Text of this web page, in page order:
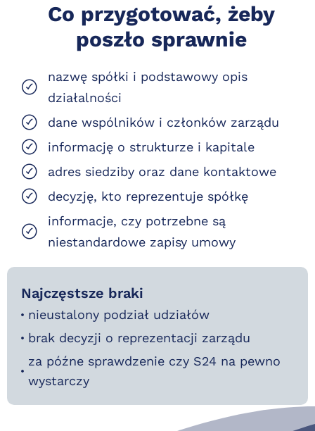
Co przygotować, żeby
poszło sprawnie
nazwę spółki i podstawowy opis
działalności
dane wspólników i członków zarządu
informację o strukturze i kapitale
adres siedziby oraz dane kontaktowe
decyzję, kto reprezentuje spółkę
informacje, czy potrzebne są
niestandardowe zapisy umowy
Najczęstsze braki
nieustalony podział udziałów
brak decyzji o reprezentacji zarządu
za późne sprawdzenie czy S24 na pewno
wystarczy